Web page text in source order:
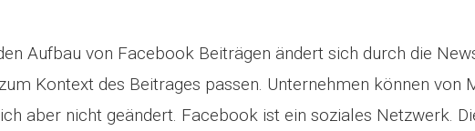
Aufbau von Facebook Beiträgen ändert sich durch die
Kontext des Beitrages passen. Unternehmen können
aber nicht geändert. Facebook ist ein soziales Netzwerk.